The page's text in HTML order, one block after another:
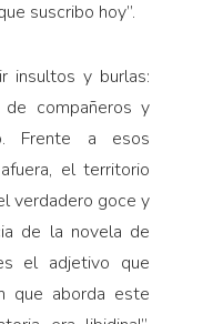
suscribo hoy”.
insultos y burlas:
compañeros y
Frente a esos
el territorio
verdadero goce y
de la novela de
el adjetivo que
que aborda este